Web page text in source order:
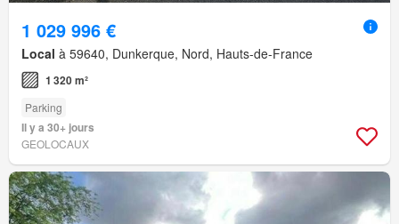
1 029 996 €
Local à 59640, Dunkerque, Nord, Hauts-de-France
1 320 m²
Parking
Il y a 30+ jours
GEOLOCAUX